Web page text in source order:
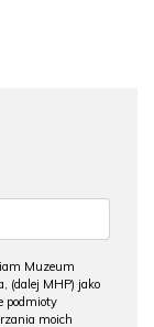
Muzeum
(dalej MHP) jako
podmioty
moich